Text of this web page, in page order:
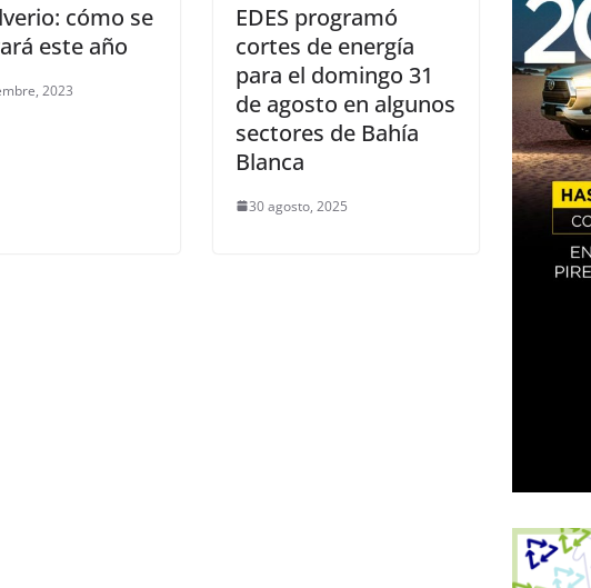
cómo se
este año
2023
EDES programó
cortes de energía
para el domingo 31
de agosto en algunos
sectores de Bahía
Blanca
30 agosto, 2025